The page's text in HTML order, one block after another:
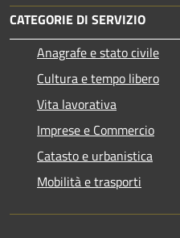
CATEGORIE DI SERVIZIO
Anagrafe e stato civile
Cultura e tempo libero
Vita lavorativa
Imprese e Commercio
Catasto e urbanistica
Mobilità e trasporti